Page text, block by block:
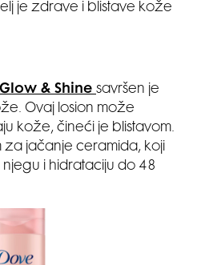
je zdrave i blistave kože
& Shine savršen je
Ovaj losion može
kože, čineći je blistavom.
jačanje ceramida, koji
i hidrataciju do 48